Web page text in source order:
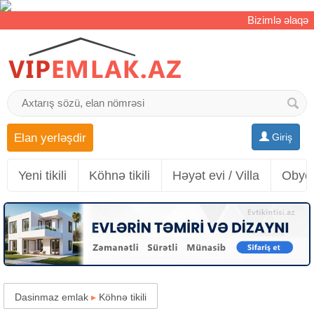
Bizimlə əlaqə
Giriş
Elan yerləşdir
Yeni tikili Köhnə tikili Həyət evi / Villa
Dasinmaz emlak ▸ Köhnə tikili